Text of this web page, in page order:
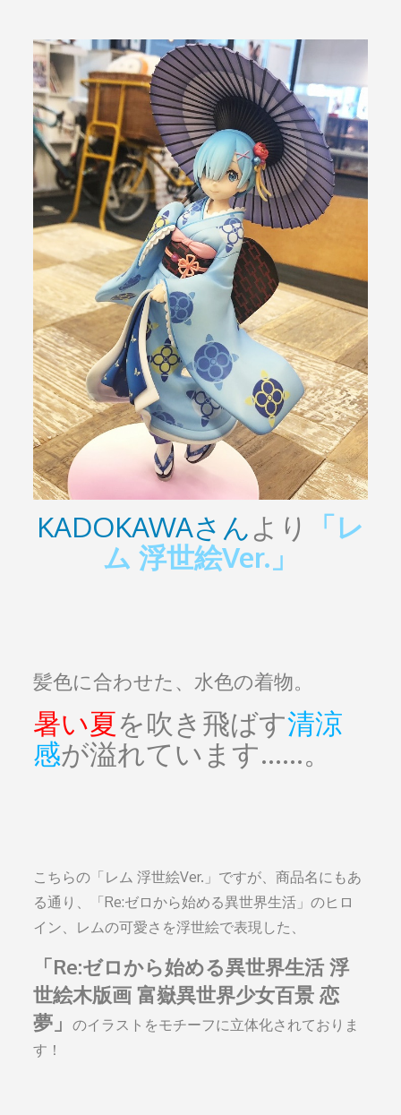
KADOKAWAさんより
「レ
ム 浮世絵Ver.」
髪色に合わせた、水色の着物。
暑い夏を吹き飛ばす清涼
感が溢れています……。
こちらの「レム 浮世絵Ver.」ですが、商品名にもあ
る通り、「Re:ゼロから始める異世界生活」のヒロ
イン、レムの可愛さを浮世絵で表現した、
「Re:ゼロから始める異世界生活 浮
世絵木版画 富嶽異世界少女百景 恋
夢」のイラストをモチーフに立体化されておりま
す！